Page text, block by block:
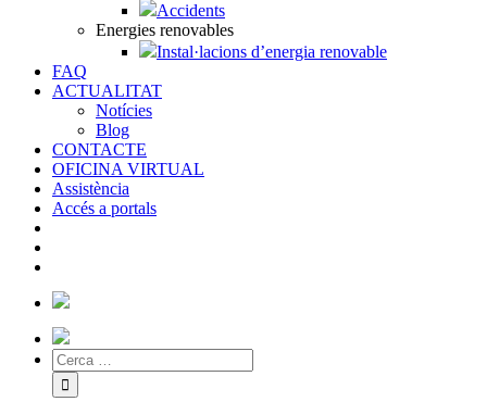
Accidents
Energies renovables
Instal·lacions d’energia renovable
FAQ
ACTUALITAT
Notícies
Blog
CONTACTE
OFICINA VIRTUAL
Assistència
Accés a portals